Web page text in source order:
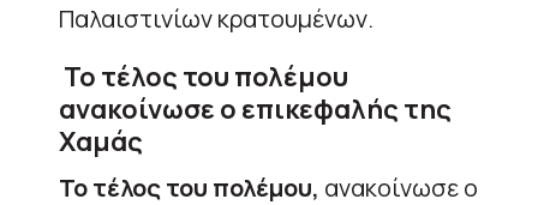
Παλαιστινίων κρατουμένων.
Το τέλος του πολέμου
ανακοίνωσε ο επικεφαλής της
Χαμάς
Το τέλος του πολέμου, ανακοίνωσε ο